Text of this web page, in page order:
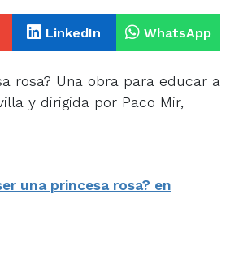
LinkedIn WhatsApp
rosa? Una obra para educar a
y dirigida por Paco Mir,
una princesa rosa? en